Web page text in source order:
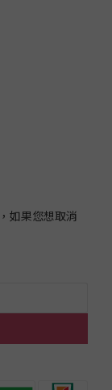
如果您想取消